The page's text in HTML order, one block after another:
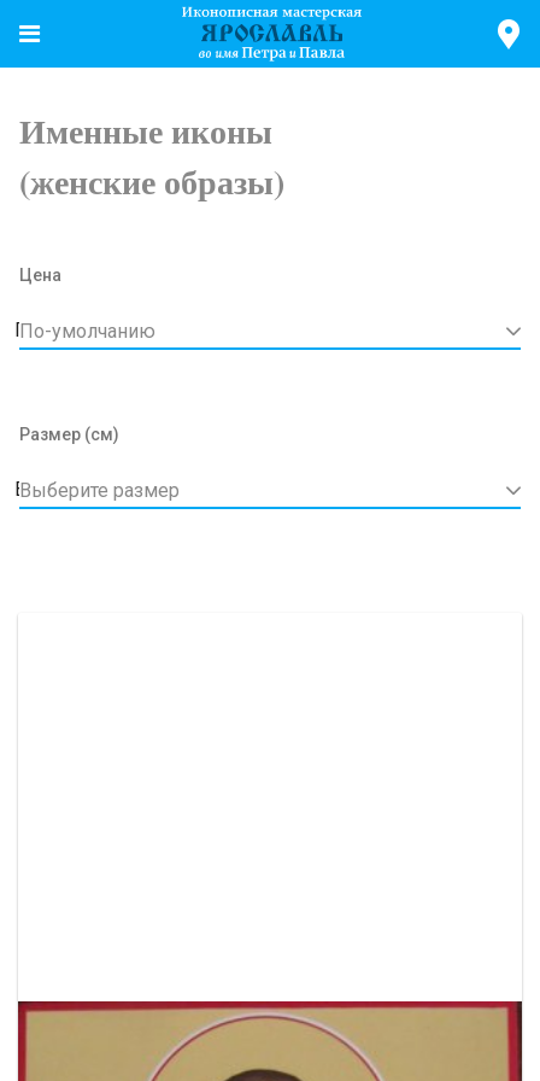
Именные иконы
(женские образы)
Цена
По-умолчанию
Размер (см)
Выберите размер